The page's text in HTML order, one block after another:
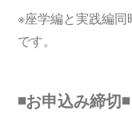
※座学編と実践編
です。
◾️お申込み締切◾️